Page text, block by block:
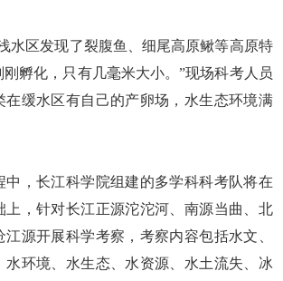
区发现了裂腹鱼、细尾高原鳅等高原特
孵化，只有几毫米大小。”现场科考人员
在缓水区有自己的产卵场，水生态环境满
，长江科学院组建的多学科科考队将在
上，针对长江正源沱沱河、南源当曲、北
源开展科学考察，考察内容包括水文、
水环境、水生态、水资源、水土流失、冰